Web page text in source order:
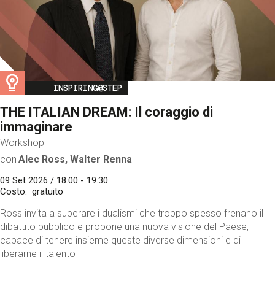
Image
INSPIRING@STEP
THE ITALIAN DREAM: Il coraggio di
immaginare
Workshop
con Alec Ross, Walter Renna
09 Set 2026 / 18:00 - 19:30
Costo
gratuito
Ross invita a superare i dualismi che troppo spesso frenano il
dibattito pubblico e propone una nuova visione del Paese,
capace di tenere insieme queste diverse dimensioni e di
liberarne il talento